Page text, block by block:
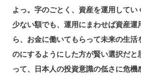
よっ。字のごとく、資産を運用してい
少ない額でも、運用にまわせば資産運
ら、お金に働いてもらって未来の生活
のにするようにした方が賢い選択だと
って、日本人の投資意識の低さに危機